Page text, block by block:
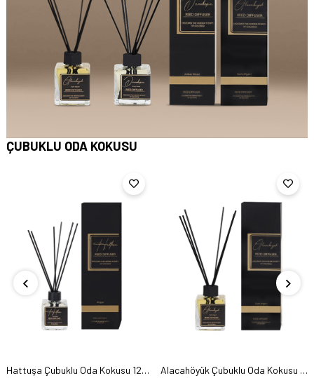
ÇUBUKLU ODA KOKUSU
Hattuşa Çubuklu Oda Kokusu 120 Ml Alacahöyük Çubuklu Oda Kokusu 120 Ml